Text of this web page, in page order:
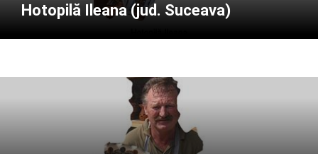
Hotopilă Ileana (jud. Suceava)